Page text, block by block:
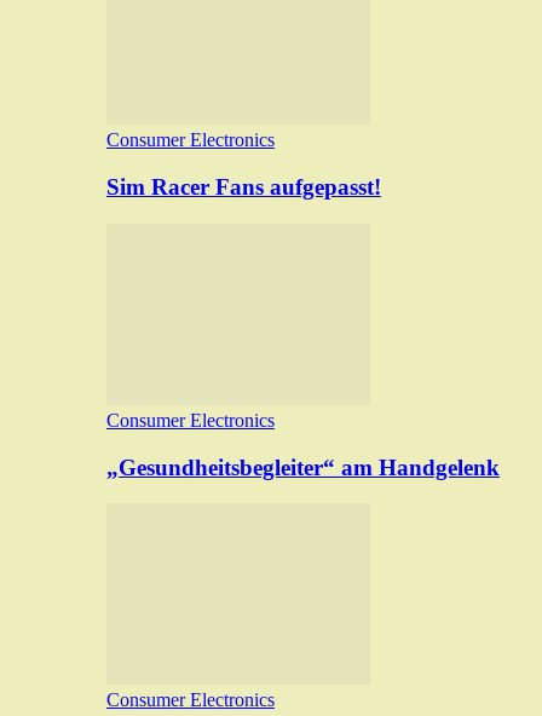
Consumer Electronics
Sim Racer Fans aufgepasst!
Consumer Electronics
„Gesundheitsbegleiter“ am Handgelenk
Consumer Electronics